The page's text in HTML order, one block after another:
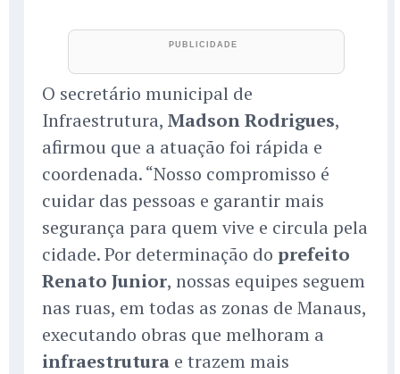
O secretário municipal de
Infraestrutura, Madson Rodrigues,
afirmou que a atuação foi rápida e
coordenada. “Nosso compromisso é
cuidar das pessoas e garantir mais
segurança para quem vive e circula pela
cidade. Por determinação do prefeito
Renato Junior, nossas equipes seguem
nas ruas, em todas as zonas de Manaus,
executando obras que melhoram a
infraestrutura e trazem mais